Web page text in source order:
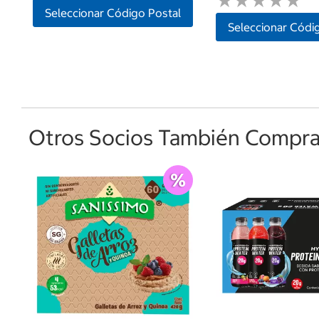
Seleccionar Código Postal
Seleccionar
Otros Socios También